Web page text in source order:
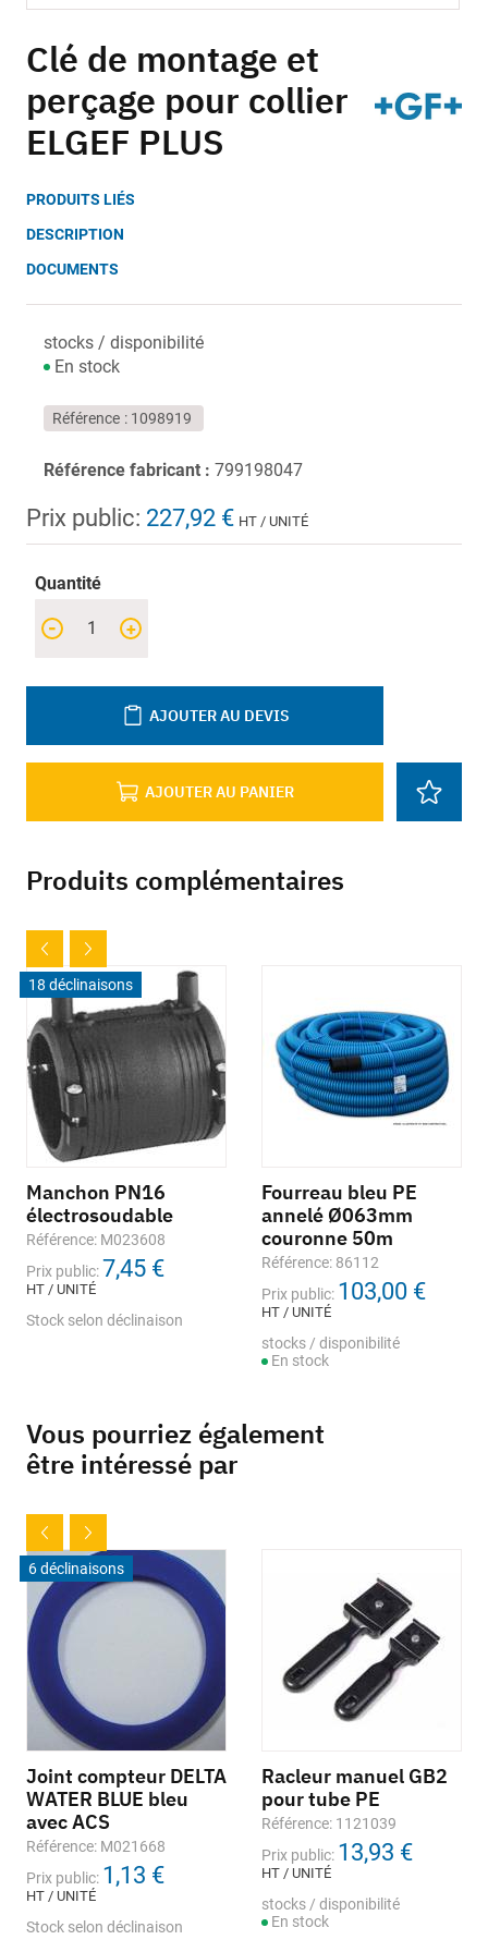
to
the
beginning
of
the
gallery
Clé de montage et
perçage pour collier
ELGEF PLUS
PRODUITS LIÉS
DESCRIPTION
DOCUMENTS
stocks / disponibilité
En stock
Référence 1098919
Référence fabricant : 799198047
Prix public: 227,92 € HT / UNITÉ
Quantité
+
-
AJOUTER AU PANIER
AJOUTER AU DEVIS
Produits complémentaires
18 déclinaisons
Manchon PN16
électrosoudable
Référence: M023608
Prix public:7,45 €
HT / UNITÉ
Stock selon déclinaison
Fourreau bleu PE
annelé Ø063mm
couronne 50m
Référence: 86112
Prix public: 103,00 €
HT / UNITÉ
stocks / disponibilité
En stock
Vous pourriez également
être intéressé par
6 déclinaisons
Joint compteur DELTA
WATER BLUE bleu
avec ACS
Référence: M021668
Prix public: 1,13 €
HT / UNITÉ
Stock selon déclinaison
Racleur manuel GB2
pour tube PE
Référence: 1121039
Prix public: 13,93 €
HT / UNITÉ
stocks / disponibilité
En stock